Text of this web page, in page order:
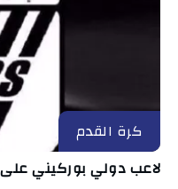
كرة القدم
لاعب دولي بوركيني